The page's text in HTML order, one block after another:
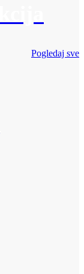
Pogledaj sve